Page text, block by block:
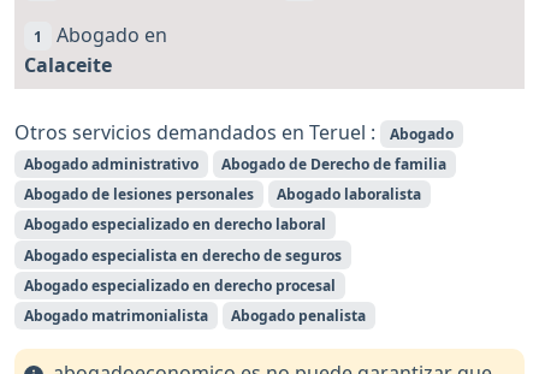
1
Abogado en
Calaceite
Otros servicios demandados en Teruel :
Abogado
Abogado administrativo
Abogado de Derecho de familia
Abogado de lesiones personales
Abogado laboralista
Abogado especializado en derecho laboral
Abogado especialista en derecho de seguros
Abogado especializado en derecho procesal
Abogado matrimonialista
Abogado penalista